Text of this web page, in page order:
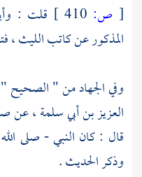
[ ص:
قلت :
المذكور عن كاتبالليث،
وفي الجهاد من " الصحيح
العزيز بن أبي سلمة، عن
قال : كان النبي - صلى
وذكر الحديث .